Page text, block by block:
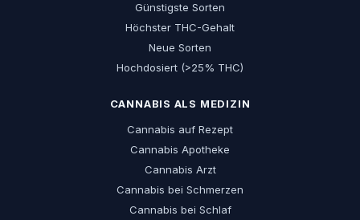
Günstigste Sorten
Höchster THC-Gehalt
Neue Sorten
Hochdosiert (>25% THC)
CANNABIS ALS MEDIZIN
Cannabis auf Rezept
Cannabis Apotheke
Cannabis Arzt
Cannabis bei Schmerzen
Cannabis bei Schlaf